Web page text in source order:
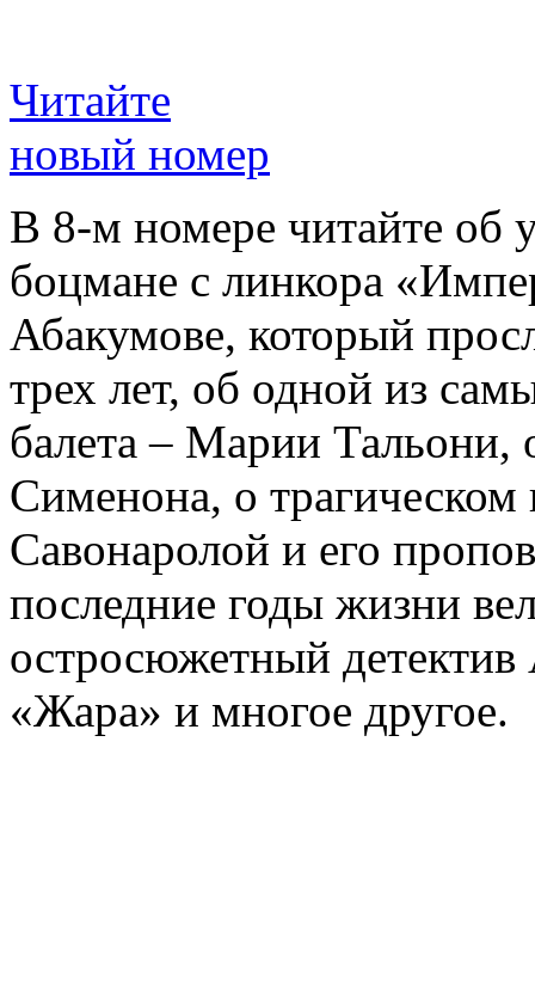
Читайте
новый номер
В 8-м номере читайте об
боцмане с линкора
Абакумове, который
трех лет, об одной из
балета – Марии
Сименона, о трагическом
Савонаролой и его
последние годы жизни
остросюжетный детектив
«Жара» и многое другое.